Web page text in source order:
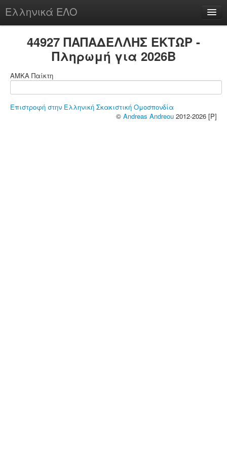
Ελληνικά ΕΛΟ
chesstu.be @ discord
44927 ΠΑΠΑΔΕΛΛΗΣ ΕΚΤΩΡ -
Πληρωμή για 2026B
ΑΜΚΑ Παίκτη
Επιστροφή στην Ελληνική Σκακιστική Ομοσπονδία
© Andreas Andreou 2012-2026 [P]